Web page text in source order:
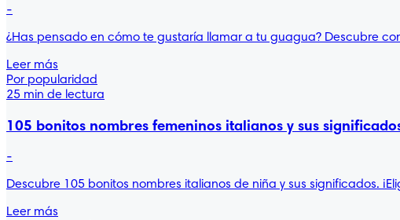
-
¿Has pensado en cómo te gustaría llamar a tu guagua? Descubre
Leer más
Por popularidad
25 min de lectura
105 bonitos nombres femeninos italianos y sus
-
Descubre 105 bonitos nombres italianos de niña y sus significados.
Leer más